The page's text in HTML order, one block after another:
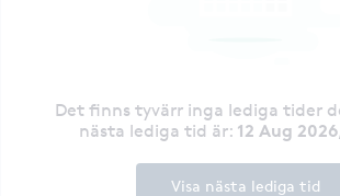
Det finns tyvärr inga lediga tider
nästa lediga tid är: 12 Aug
Visa nästa lediga tid